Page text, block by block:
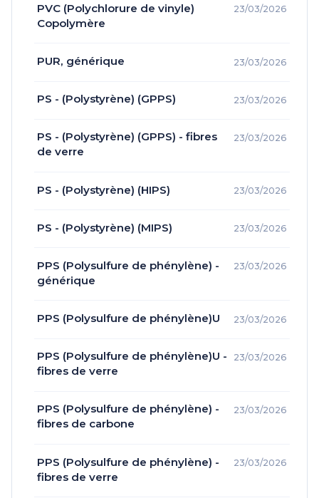
PVC (Polychlorure de vinyle)
Copolymère
23/03/2026
PUR, générique 23/03/2026
PS - (Polystyrène) (GPPS) 23/03/2026
PS - (Polystyrène) (GPPS) - fibres
de verre
23/03/2026
PS - (Polystyrène) (HIPS) 23/03/2026
PS - (Polystyrène) (MIPS) 23/03/2026
PPS (Polysulfure de phénylène) -
générique
23/03/2026
PPS (Polysulfure de phénylène)U 23/03/2026
PPS (Polysulfure de phénylène)U -
fibres de verre
23/03/2026
PPS (Polysulfure de phénylène) -
fibres de carbone
23/03/2026
PPS (Polysulfure de phénylène) -
fibres de verre
23/03/2026